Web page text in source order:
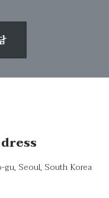
gu, Seoul, South Korea